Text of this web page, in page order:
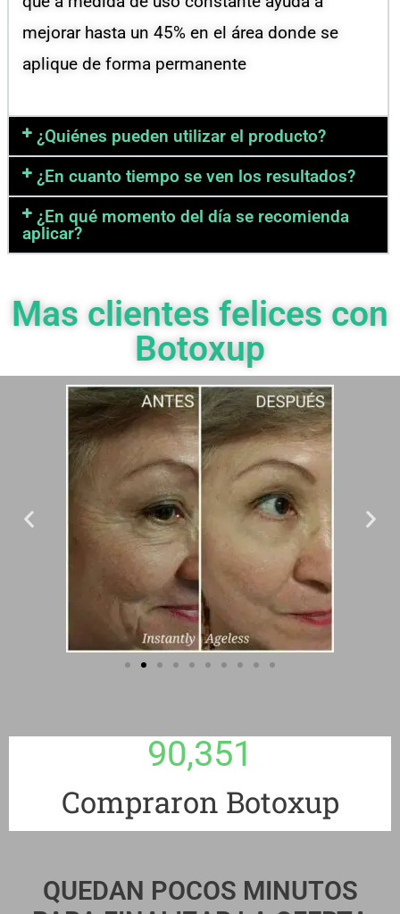
mejorar hasta un 45% en el área donde se
aplique de forma permanente
¿Quiénes pueden utilizar el producto?
¿En cuanto tiempo se ven los resultados?
¿En qué momento del día se recomienda
aplicar?
Mas clientes felices con
Botoxup
Compraron Botoxup
90,351
QUEDAN POCOS MINUTOS